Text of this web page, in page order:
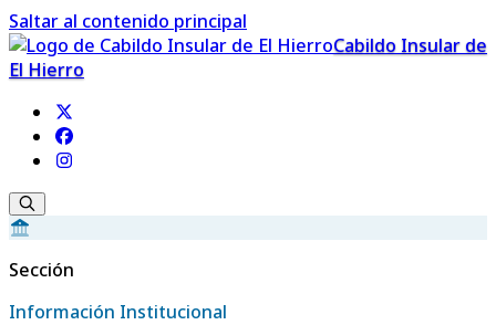
Saltar al contenido principal
Cabildo Insular de
El Hierro
Sección
Información Institucional